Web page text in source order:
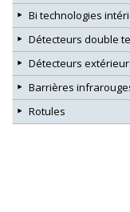
Bi technologies
Détecteurs double
Détecteurs
Barrières
Rotules